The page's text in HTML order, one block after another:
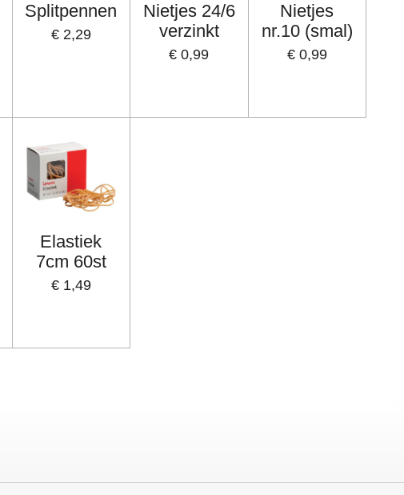
Splitpennen
€ 2,29
Nietjes 24/6
verzinkt
€ 0,99
Nietjes
nr.10 (smal)
€ 0,99
Elastiek
7cm 60st
€ 1,49